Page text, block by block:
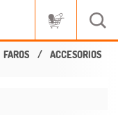
FAROS ACCESORIOS